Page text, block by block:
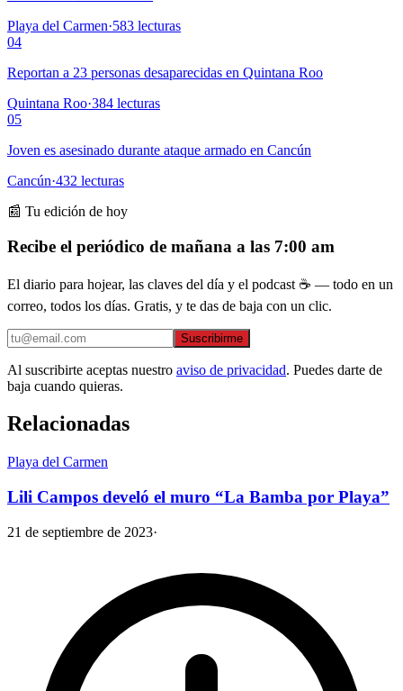
Playa del Carmen·583 lecturas
04
Reportan a 23 personas desaparecidas en Quintana Roo
Quintana Roo·384 lecturas
05
Joven es asesinado durante ataque armado en Cancún
Cancún·432 lecturas
📰 Tu edición de hoy
Recibe el periódico de mañana a las 7:00 am
El diario para hojear, las claves del día y el podcast ☕ — todo en un
correo, todos los días. Gratis, y te das de baja con un clic.
Suscribirme
Al suscribirte aceptas nuestro aviso de privacidad. Puedes darte de
baja cuando quieras.
Relacionadas
Playa del Carmen
Lili Campos develó el muro “La Bamba por Playa”
21 de septiembre de 2023·